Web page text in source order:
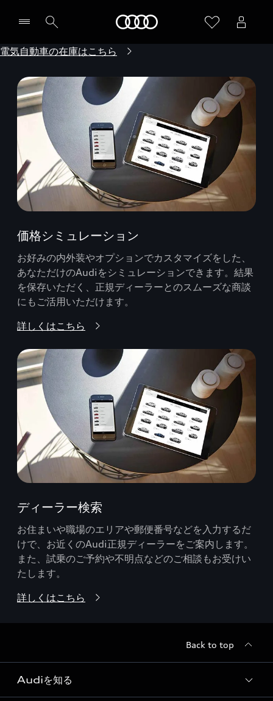
電気自動車の在庫はこちら
価格シミュレーション
お好みの内外装やオプションでカスタマイズをした、
あなただけのAudiをシミュレーションできます。結果
を保存いただく、正規ディーラーとのスムーズな商談
にもご活用いただけます。
詳しくはこちら
ディーラー検索
お住まいや職場のエリアや郵便番号などを入力するだ
けで、お近くのAudi正規ディーラーをご案内します。
また、試乗のご予約や不明点などのご相談もお受けい
たします。
詳しくはこちら
Back to top
Audiを知る